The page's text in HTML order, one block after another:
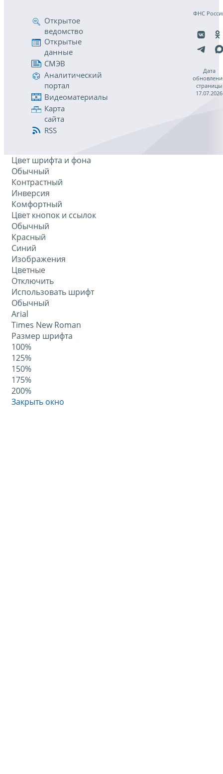
Открытое
ведомство
Открытые
данные
СМЭВ
Аналитический
портал
Видеоматериалы
Карта
сайта
RSS
ФНС
Дата
страницы
17.07.2026
Цвет шрифта и фона
Обычный
Контрастный
Инверсия
Комфортный
Цвет кнопок и ссылок
Обычный
Красный
Синий
Изображения
Цветные
Отключить
Использовать шрифт
Обычный
Arial
Times New Roman
Размер шрифта
100%
125%
150%
175%
200%
Закрыть окно